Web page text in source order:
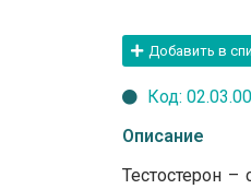
Добавить в
Код:
Описание
Тестостерон